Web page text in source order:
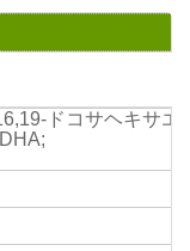
ドコサヘキサエ